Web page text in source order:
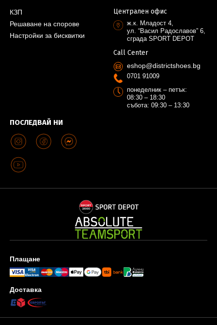
КЗП
Решаване на спорове
Настройки за бисквитки
ПОСЛЕДВАЙ НИ
Централен офис
ж.к. Младост 4,
ул. “Васил Радославов” 6,
сграда SPORT DEPOT
Call Center
eshop@districtshoes.bg
0701 91009
понеделник – петък:
08:30 – 18:30
събота: 09:30 – 13:30
Плащане
Доставка